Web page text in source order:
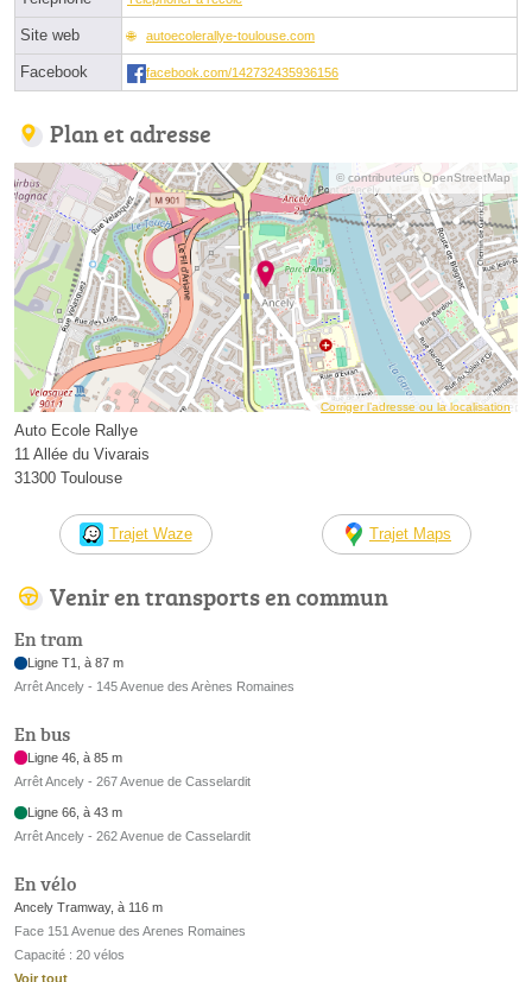
Site web autoecolerallye-toulouse.com
Facebook facebook.com/142732435936156
Plan et adresse
© contributeurs OpenStreetMap
Corriger l’adresse ou la localisation
Auto Ecole Rallye
11 Allée du Vivarais
31300 Toulouse
Trajet Waze Trajet Maps
Venir en transports en commun
En tram
Ligne T1, à 87 m
Arrêt Ancely - 145 Avenue des Arènes Romaines
En bus
Ligne 46, à 85 m
Arrêt Ancely - 267 Avenue de Casselardit
Ligne 66, à 43 m
Arrêt Ancely - 262 Avenue de Casselardit
En vélo
Ancely Tramway, à 116 m
Face 151 Avenue des Arenes Romaines
Capacité : 20 vélos
Voir tout